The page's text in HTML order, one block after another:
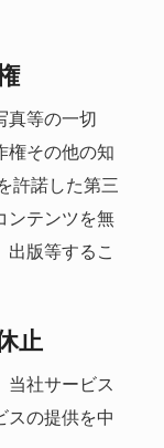
真等の一切
権その他の知
許諾した第三
ンテンツを無
版等するこ
止
当社サービス
スの提供を中